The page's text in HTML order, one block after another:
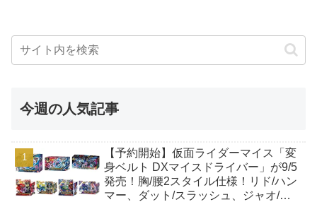
今週の人気記事
【予約開始】仮面ライダーマイス「変
身ベルト DXマイスドライバー」が9/5
発売！胸/腰2スタイル仕様！リド/ハン
マー、ダット/スラッシュ、ジャオ/バ